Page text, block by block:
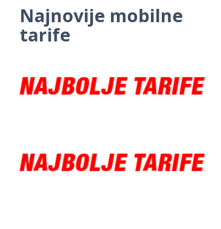
Najnovije mobilne
tarife